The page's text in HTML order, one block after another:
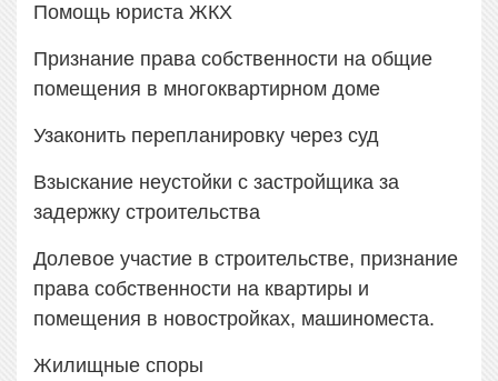
Помощь юриста ЖКХ
Признание права собственности на общие
помещения в многоквартирном доме
Узаконить перепланировку через суд
Взыскание неустойки с застройщика за
задержку строительства
Долевое участие в строительстве, признание
права собственности на квартиры и
помещения в новостройках, машиноместа.
Жилищные споры